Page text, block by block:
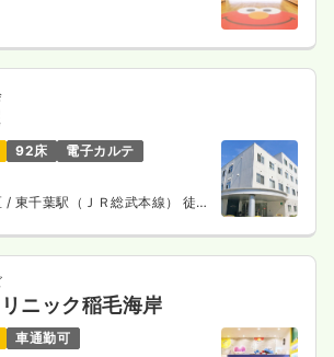
92床
電子カルテ
/ 東千葉駅（ＪＲ総武本線） 徒歩
ニック稲毛海岸
車通勤可